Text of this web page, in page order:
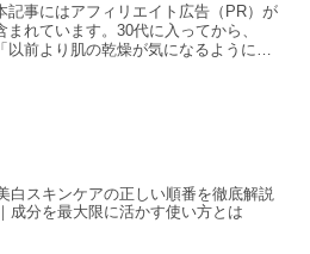
記事にはアフィリエイト広告（PR）が
まれています。30代に入ってから、
「以前より肌の乾燥が気になるようにな
白スキンケアの正しい順番を徹底解説
｜成分を最大限に活かす使い方とは